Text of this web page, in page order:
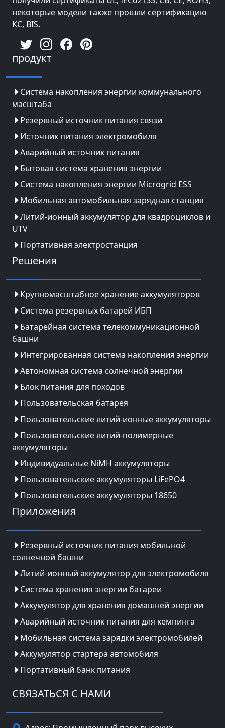
некоторые модели также прошли сертификацию
KC, BIS.
продукт
Система накопления энергии коммунального
масштаба
Резервный источник питания связи
Источник питания электромобиля
Аварийный источник питания
Бытовая система хранения энергии
Система накопления энергии Microgrid ESS
Мобильная автомобильная зарядная станция
Литий-ионный аккумулятор для квадроциклов и
UTV
Портативная электростанция
Решения
Крупномасштабное хранение аккумуляторов
Система резервных батарей ИБП
Батарейная система телекоммуникационной
башни
Интегрированная система накопления энергии
Автономная система солнечной энергии
Блок питания для походов
Пользовательская батарея
Пользовательские литий-ионные аккумуляторы
Пользовательские литий-полимерные
аккумуляторы
Индивидуальные NiMH аккумуляторы
Пользовательские аккумуляторы LiFePO4
Пользовательские аккумуляторы 18650
Приложения
Резервный источник питания мобильной
солнечной башни
Литий-ионный аккумулятор для электромобиля
Система хранения энергии батареи
Аккумулятор для хранения домашней энергии
Аварийный источник питания для кемпинга
Мобильная система зарядки электромобилей
Аккумулятор стартера автомобиля
Портативный банк питания
СВЯЗАТЬСЯ С НАМИ